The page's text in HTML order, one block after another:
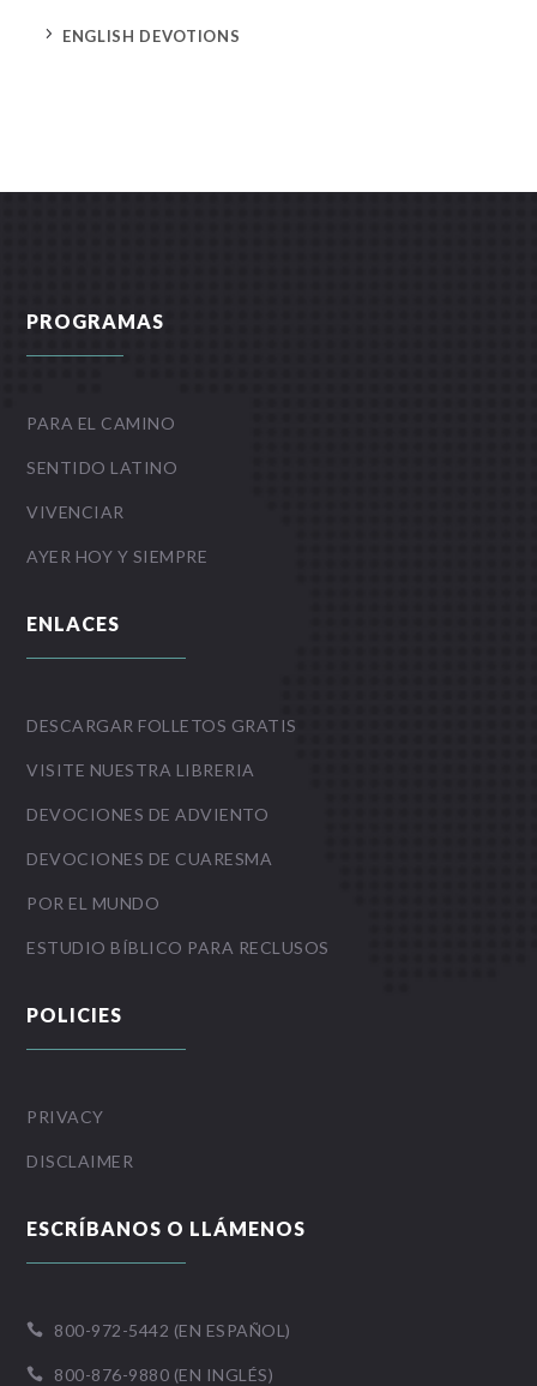
5 ENGLISH DEVOTIONS
PROGRAMAS
PARA EL CAMINO
SENTIDO LATINO
VIVENCIAR
AYER HOY Y SIEMPRE
ENLACES
DESCARGAR FOLLETOS GRATIS
VISITE NUESTRA LIBRERIA
DEVOCIONES DE ADVIENTO
DEVOCIONES DE CUARESMA
POR EL MUNDO
ESTUDIO BÍBLICO PARA RECLUSOS
POLICIES
PRIVACY
DISCLAIMER
ESCRÍBANOS O LLÁMENOS
 800-972-5442 (EN ESPAÑOL)
 800-876-9880 (EN INGLÉS)